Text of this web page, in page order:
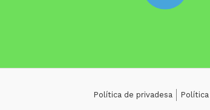
Política de privadesa